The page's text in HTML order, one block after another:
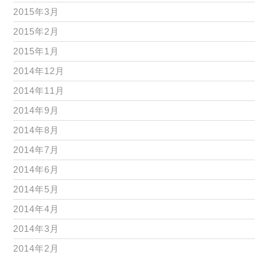
2015年3月
2015年2月
2015年1月
2014年12月
2014年11月
2014年9月
2014年8月
2014年7月
2014年6月
2014年5月
2014年4月
2014年3月
2014年2月